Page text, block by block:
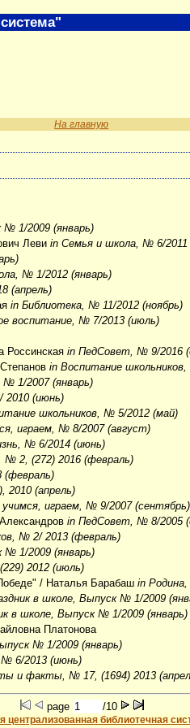
На главную
№ 1/2009 (январь)
Левиin Семья и школа, № 6/2011
№ 1/2012 (январь)
(апрель)
in Библиотека, № 11/2012 (ноябрь)
воспитание, № 7/2013 (июль)
Россинскаяin ПедСовет, № 9/2016
in Воспитание
1/2007 (январь)
2010 (июнь)
школьников, № 5/2012 (май)
играем, № 8/2007 (август)
№ 6/2014 (июнь)
№ 2, (272) 2016 (февраль)
(февраль)
2010 (апрель)
играем, № 9/2007 (сентябрь)
in ПедСовет, № 8/2005
№ 2/ 2013 (февраль)
№ 1/2009 (январь)
2012 (июль)
/ Наталья Барабашin
в школе, Выпуск № 1/2009
в школе, Выпуск № 1/2009 (январь)
Платонова
№ 1/2009 (январь)
№ 6/2013 (июнь)
и факты, № 17, (1694) 2013
page /10
библиотечная